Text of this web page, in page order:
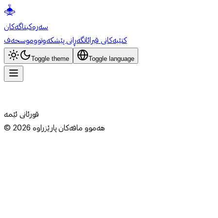
سەرەکیتاگەکان
کتێبەکانی قیرائاتگەڕانی پێشکەوتووموسحەف
Toggle theme Toggle language
قورئانی ئێمە
© 2026هەموو مافەکان پارێزراوە